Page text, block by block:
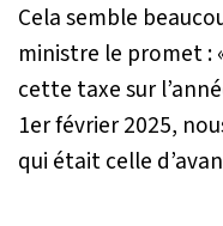
Cela semble
ministre le promet :
cette taxe sur
1er février 2025,
qui était celle